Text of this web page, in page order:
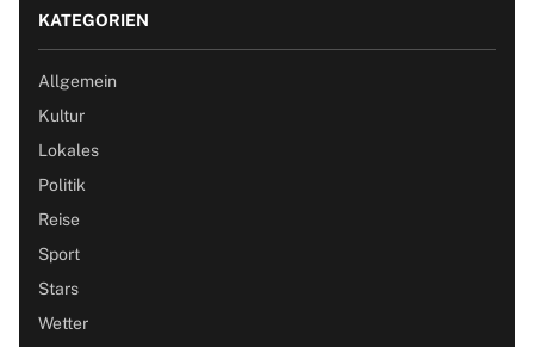
KATEGORIEN
Allgemein
Kultur
Lokales
Politik
Reise
Sport
Stars
Wetter